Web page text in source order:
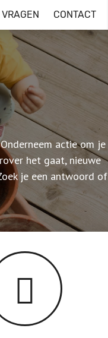
CONTACT
actie om je
het gaat, nieuwe
je een antwoord of